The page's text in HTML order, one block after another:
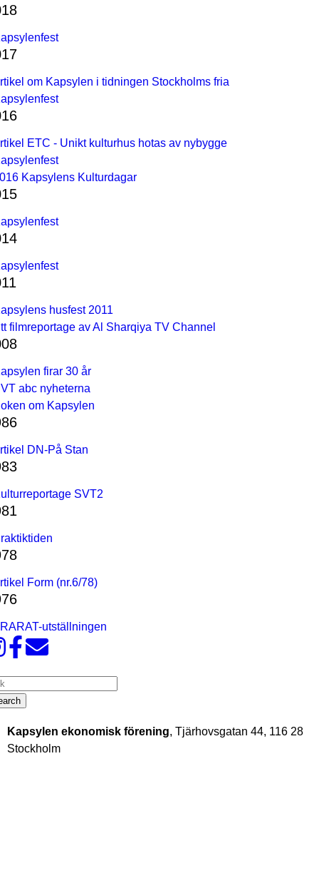
om Kapsylen i tidningen Stockholms fria
ETC - Unikt kulturhus hotas av nybygge
Kapsylens Kulturdagar
husfest 2011
filmreportage av Al Sharqiya TV Channel
firar 30 år
abc nyheterna
om Kapsylen
DN-På Stan
SVT2
Form (nr.6/78)
utställningen
Kapsylen ekonomisk förening, Tjärhovsgatan 44, 116 28
Stockholm